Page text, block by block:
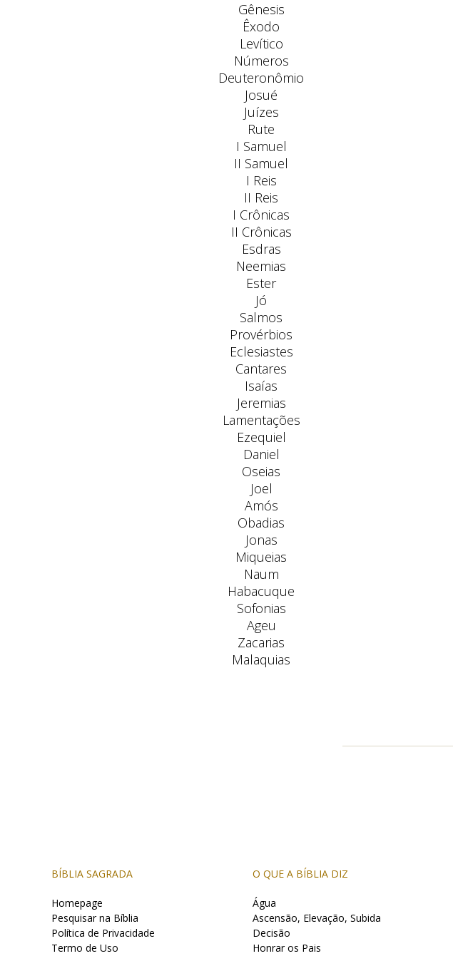
Gênesis
Êxodo
Levítico
Números
Deuteronômio
Josué
Juízes
Rute
I Samuel
II Samuel
I Reis
II Reis
I Crônicas
II Crônicas
Esdras
Neemias
Ester
Jó
Salmos
Provérbios
Eclesiastes
Cantares
Isaías
Jeremias
Lamentações
Ezequiel
Daniel
Oseias
Joel
Amós
Obadias
Jonas
Miqueias
Naum
Habacuque
Sofonias
Ageu
Zacarias
Malaquias
BÍBLIA SAGRADA
Homepage
Pesquisar na Bíblia
Política de Privacidade
Termo de Uso
O QUE A BÍBLIA DIZ
Água
Ascensão, Elevação, Subida
Decisão
Honrar os Pais